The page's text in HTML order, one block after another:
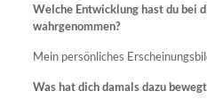
Welche Entwicklung hast du bei
wahrgenommen?
Mein persönliches
Was hat dich damals dazu